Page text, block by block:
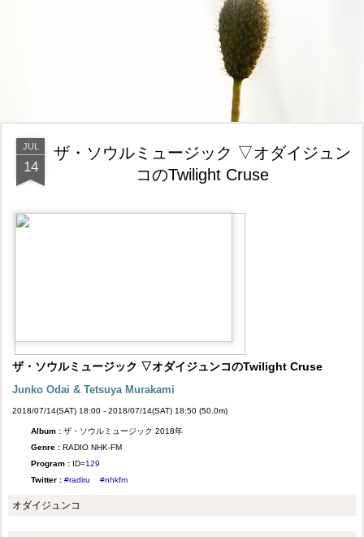
JUL
14
ザ・ソウルミュージック ▽オダイジュン
コのTwilight Cruse
ザ・ソウルミュージック ▽オダイジュンコのTwilight Cruse
Junko Odai & Tetsuya Murakami
2018/07/14(SAT) 18:00 - 2018/07/14(SAT) 18:50 (50.0m)
Album : ザ・ソウルミュージック 2018年
Genre : RADIO NHK-FM
Program : ID=129
Twitter : #radiru #nhkfm
オダイジュンコ